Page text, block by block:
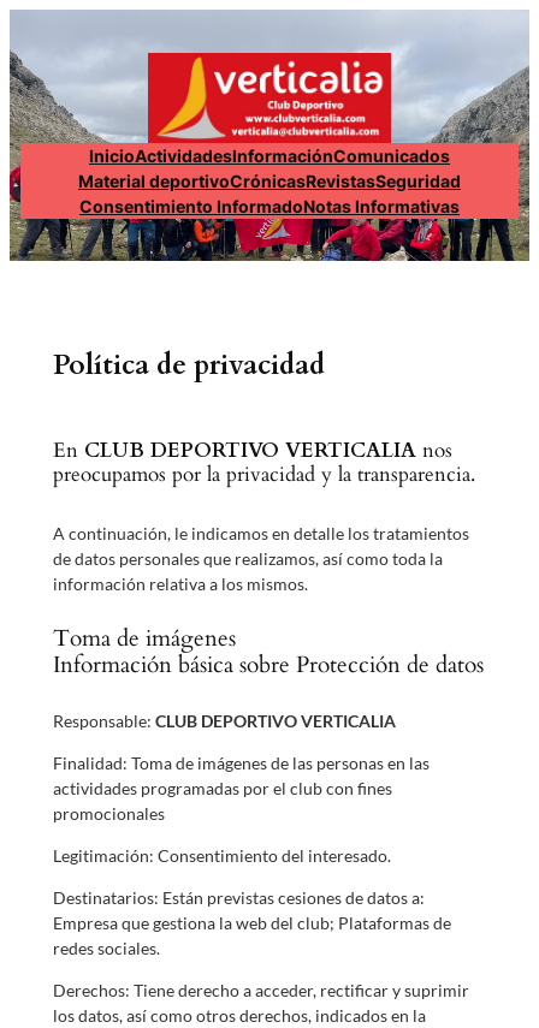
InicioActividadesInformaciónComunicados
Material deportivoCrónicasRevistasSeguridad
Consentimiento InformadoNotas Informativas
Política de privacidad
En CLUB DEPORTIVO VERTICALIAnos
preocupamos por la privacidad y la transparencia.
A continuación, le indicamos en detalle los tratamientos
de datos personales que realizamos, así como toda la
información relativa a los mismos.
Toma de imágenes
Información básica sobre Protección de datos
Responsable: CLUB DEPORTIVO VERTICALIA
Finalidad: Toma de imágenes de las personas en las
actividades programadas por el club con fines
promocionales
Legitimación: Consentimiento del interesado.
Destinatarios: Están previstas cesiones de datos a:
Empresa que gestiona la web del club; Plataformas de
redes sociales.
Derechos: Tiene derecho a acceder, rectificar y suprimir
los datos, así como otros derechos, indicados en la